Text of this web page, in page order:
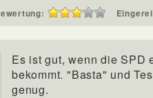
Es ist gut, wenn die SPD
bekommt. "Basta" und
genug.